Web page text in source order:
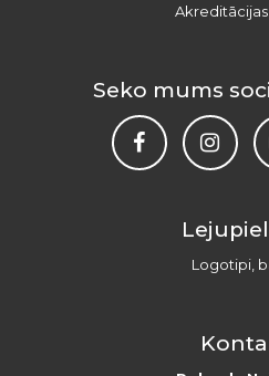
Seko mums
Logotipi,